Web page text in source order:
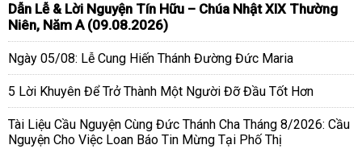
Dẫn Lễ & Lời Nguyện Tín Hữu – Chúa Nhật XIX Thường
Niên, Năm A (09.08.2026)
Ngày 05/08: Lễ Cung Hiến Thánh Đường Đức Maria
5 Lời Khuyên Để Trở Thành Một Người Đỡ Đầu Tốt Hơn
Tài Liệu Cầu Nguyện Cùng Đức Thánh Cha Tháng 8/2026: Cầu
Nguyện Cho Việc Loan Báo Tin Mừng Tại Phố Thị